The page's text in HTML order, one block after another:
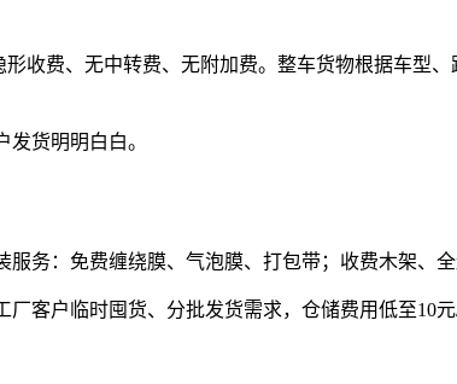
收费、无中转费、无附加费。整车货物根据车型
货明明白白。
务：免费缠绕膜、气泡膜、打包带；收费木架、
客户临时囤货、分批发货需求，仓储费用低至10元